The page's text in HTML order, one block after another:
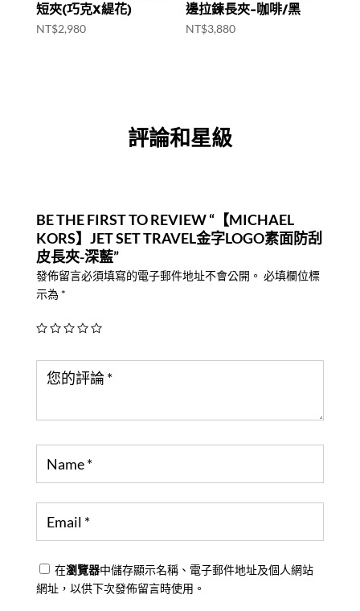
短夾(巧克X緹花)
NT$2,980
邊拉鍊長夾-咖啡/黑
NT$3,880
評論和星級
BE THE FIRST TO REVIEW “【MICHAEL
KORS】JET SET TRAVEL金字LOGO素面防刮
皮長夾-深藍”
發佈留言必須填寫的電子郵件地址不會公開。 必填欄位標
示為 *
在瀏覽器中儲存顯示名稱、電子郵件地址及個人網站
網址，以供下次發佈留言時使用。